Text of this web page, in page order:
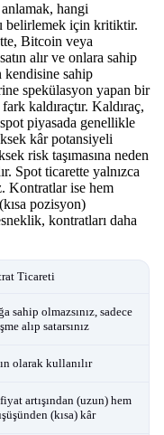
hangi
belirlemek için kritiktir.
Bitcoin veya
alır ve onlara sahip
kendisine sahip
spekülasyon yapan bir
kaldıraçtır. Kaldıraç,
piyasada genellikle
kâr potansiyeli
risk taşımasına neden
Spot ticarette yalnızca
Kontratlar ise hem
pozisyon)
kontratları daha
Ticareti
sahip olmazsınız, sadece
alıp satarsınız
olarak kullanılır
artışından (uzun) hem
(kısa) kâr